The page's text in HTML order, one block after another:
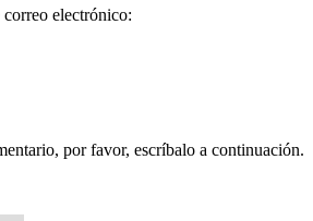
electrónico:
por favor, escríbalo a continuación.